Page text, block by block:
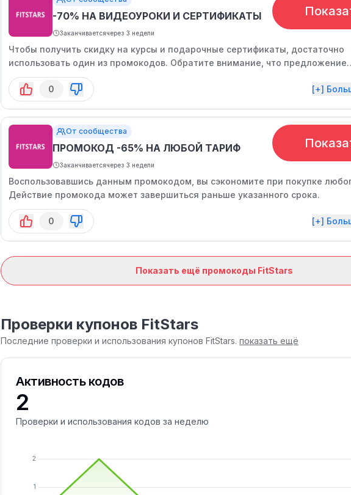
-70% НА ВИДЕОУРОКИ И СЕРТИФИКАТЫ
Заканчиваетсячерез 3 недели
Чтобы получить скидку на курсы и подарочные сертификаты, достаточно
использовать один из промокодов. Обратите внимание, что предложение
действует ограниченное время.
0
[+]
От сообщества
ПРОМОКОД -65% НА ЛЮБОЙ ТАРИФ
Заканчиваетсячерез 3 недели
Воспользовавшись данным промокодом, вы сэкономите при покупке
Действие промокода может завершиться раньше указанного срока.
0 [+]
Показать ещё промокоды FitStars
Проверки купонов FitStars
Последние проверки и использования купонов FitStars. показать ещё
Активность кодов
2
Проверки и использования кодов за неделю
1
2